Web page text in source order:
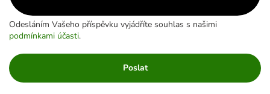
Odesláním Vašeho příspěvku vyjádříte souhlas s našimi
podmínkami účasti.
Poslat